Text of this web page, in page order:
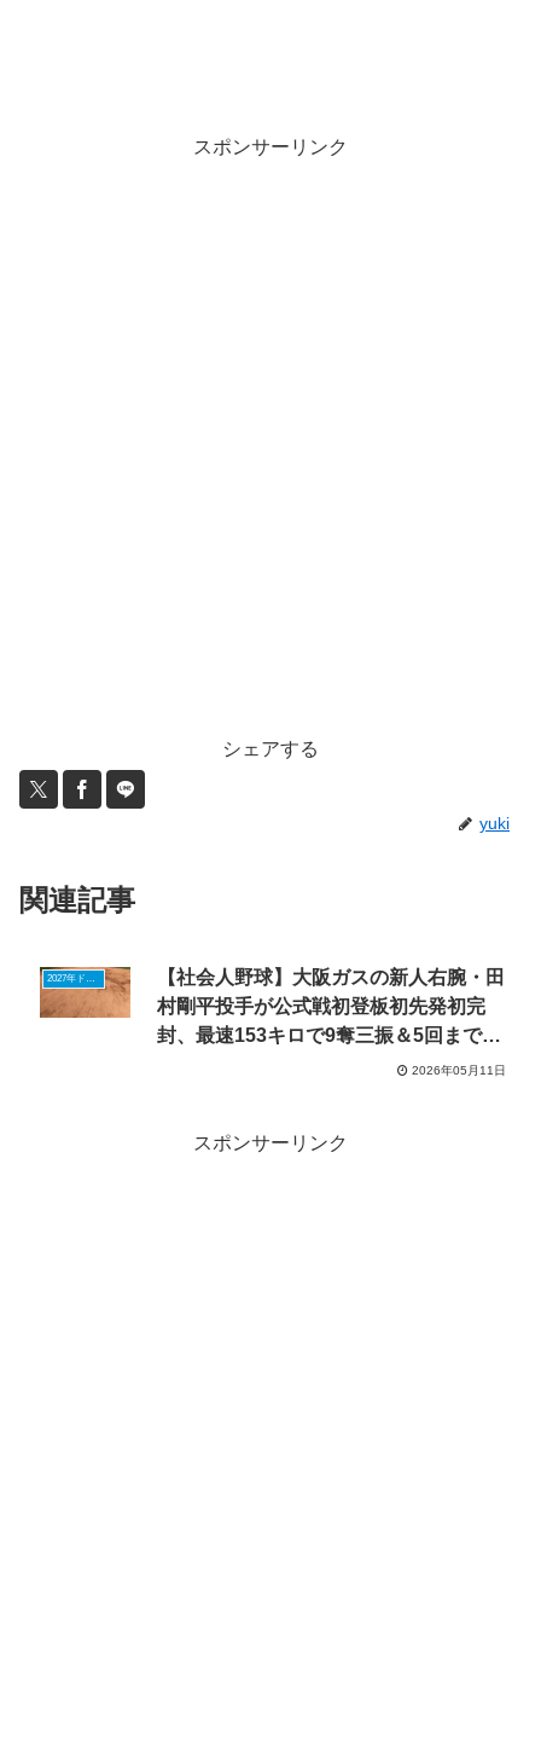
スポンサーリンク
シェアする
yuki
関連記事
2027年ドラフトニュース
【社会人野球】大阪ガスの新人右腕・田
村剛平投手が公式戦初登板初先発初完
封、最速153キロで9奪三振＆5回までパ
2026年05月11日
スポンサーリンク